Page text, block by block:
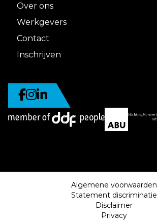
Over ons
Werkgevers
Contact
Inschrijven
Algemene voorwaarden
Statement discriminatie
Disclaimer
Privacy